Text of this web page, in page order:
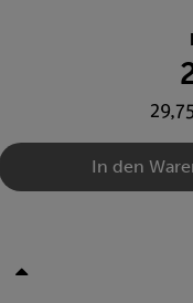
In den